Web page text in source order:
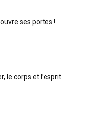
ouvre ses portes !
le corps et l’esprit